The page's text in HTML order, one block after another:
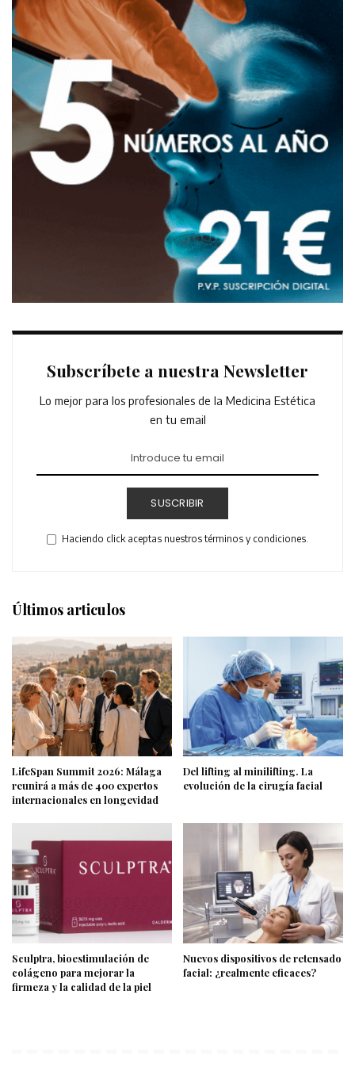
Subscríbete a nuestra Newsletter
Lo mejor para los profesionales de la Medicina Estética
en tu email
SUSCRIBIR
Haciendo click aceptas nuestros términos y condiciones.
Últimos articulos
LifeSpan Summit 2026: Málaga
reunirá a más de 400 expertos
internacionales en longevidad
Del lifting al minilifting. La
evolución de la cirugía facial
Sculptra, bioestimulación de
colágeno para mejorar la
firmeza y la calidad de la piel
Nuevos dispositivos de retensado
facial: ¿realmente eficaces?